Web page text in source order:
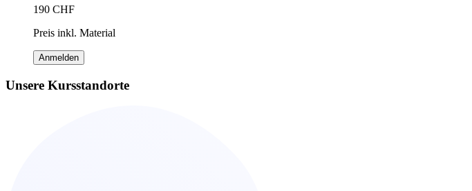
190 CHF
Preis inkl. Material
Anmelden
Unsere Kursstandorte